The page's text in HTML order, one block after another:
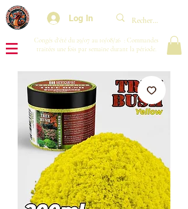
Log In
Congés d'été du 29/07 au 10/08/26 : Commandes
traitées une fois par semaine durant la période.